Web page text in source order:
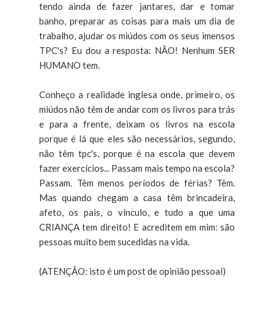
tendo ainda de fazer jantares, dar e tomar
banho, preparar as coisas para mais um dia de
trabalho, ajudar os miúdos com os seus imensos
TPC's? Eu dou a resposta: NÃO! Nenhum SER
HUMANO tem.
Conheço a realidade inglesa onde, primeiro, os
miúdos não têm de andar com os livros para trás
e para a frente, deixam os livros na escola
porque é lá que eles são necessários, segundo,
não têm tpc's, porque é na escola que devem
fazer exercícios... Passam mais tempo na escola?
Passam. Têm menos períodos de férias? Têm.
Mas quando chegam a casa têm brincadeira,
afeto, os pais, o vínculo, e tudo a que uma
CRIANÇA tem direito! E acreditem em mim: são
pessoas muito bem sucedidas na vida.
(ATENÇÃO: isto é um post de opinião pessoal)